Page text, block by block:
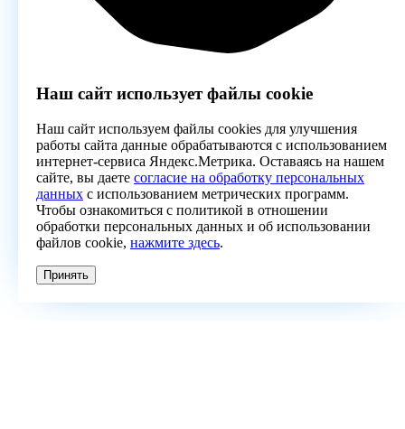
Наш сайт использует файлы cookie
Наш сайт используем файлы cookies для улучшения
работы сайта данные обрабатываются с использованием
интернет-сервиса Яндекс.Метрика. Оставаясь на нашем
сайте, вы даете согласие на обработку персональных
данных с использованием метрических программ.
Чтобы ознакомиться с политикой в отношении
обработки персональных данных и об использовании
файлов cookie, нажмите здесь.
Принять